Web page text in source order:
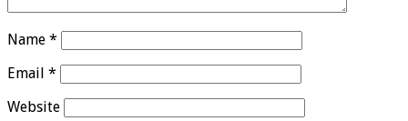
Name *
Email *
Website